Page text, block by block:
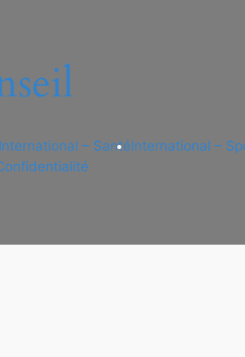
International – SantéInternational –